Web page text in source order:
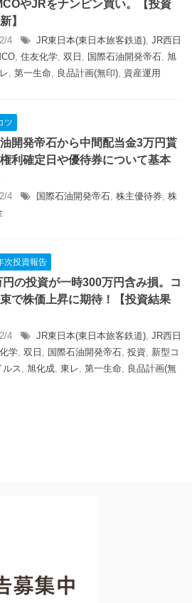
やJRをナンピン買い。【投資
】
4 JR東日本(東日本旅客鉄道), JR西日
, 住友化学, 双日 , 国際石油開発帝石, 旭
, 第一生命, 良品計画(無印), 資産運用
ツ
開発帝石から中間配当金3万円貰
利確定日や優待券について基本
4 国際石油開発帝石, 株主優待券, 株
次投資報告
円の投資が一時300万円含み損。コ
で株価上昇に期待！【投資結果
4 JR東日本(東日本旅客鉄道), JR西日
学, 双日 , 国際石油開発帝石, 投資, 新型コ
ルス, 旭化成, 東レ, 第一生命, 良品計画(無